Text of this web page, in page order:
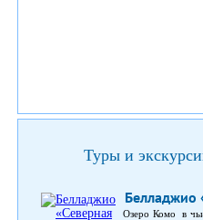
Туры и
Белладжио
Озеро Комо в